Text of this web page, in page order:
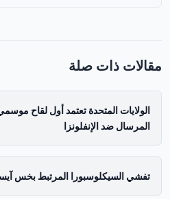
مقالات ذات صلة
الولايات المتحدة تعتمد أول لقاح
المرسال ضد الإنفلونزا
تفشي السيكلوسبورا المرتبط بخس آيسبرغ يمتد إلى